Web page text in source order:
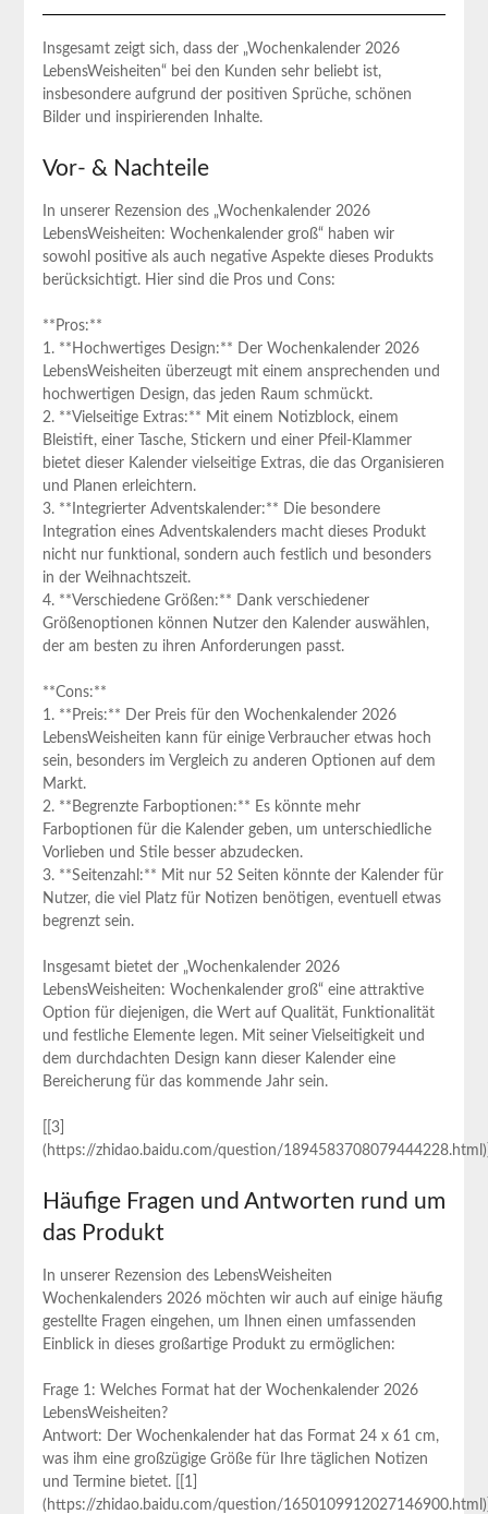
Insgesamt zeigt sich, dass der „Wochenkalender 2026
LebensWeisheiten“ bei den Kunden sehr beliebt ist,
‌insbesondere aufgrund der positiven Sprüche, ⁤schönen
Bilder ​und inspirierenden Inhalte.
Vor- & Nachteile
In unserer Rezension des „Wochenkalender 2026
LebensWeisheiten: Wochenkalender ⁤groß“ haben wir
‌sowohl positive als auch negative Aspekte dieses Produkts
berücksichtigt. ‌Hier sind die ⁤Pros und Cons:
**Pros:**
1. **Hochwertiges Design:** Der Wochenkalender 2026
LebensWeisheiten überzeugt mit einem ansprechenden und
hochwertigen ‍Design, das jeden Raum schmückt.
2. **Vielseitige Extras:** Mit einem Notizblock, einem
Bleistift, einer Tasche, Stickern und einer Pfeil-Klammer
bietet dieser Kalender vielseitige Extras, die‍ das Organisieren
und Planen erleichtern.
3. **Integrierter Adventskalender:** Die‌ besondere
Integration eines Adventskalenders macht dieses Produkt
nicht nur funktional, sondern auch festlich und besonders
in der Weihnachtszeit.
4. **Verschiedene​ Größen:** Dank verschiedener
Größenoptionen können ⁢Nutzer den Kalender auswählen,
der am besten zu ihren Anforderungen passt.
**Cons:**
1. **Preis:**​ Der Preis für den Wochenkalender 2026
LebensWeisheiten kann für einige Verbraucher etwas hoch
sein, besonders im‌ Vergleich zu anderen Optionen auf dem
Markt.
2. **Begrenzte Farboptionen:** Es könnte‍ mehr
Farboptionen für die Kalender geben, um unterschiedliche
Vorlieben und Stile besser abzudecken.
3. **Seitenzahl:** Mit nur 52 Seiten könnte der‌ Kalender für
Nutzer, die viel Platz für Notizen benötigen, eventuell etwas
begrenzt⁤ sein.
Insgesamt bietet der „Wochenkalender 2026
LebensWeisheiten: Wochenkalender groß“ eine attraktive
Option für diejenigen, die ⁣Wert auf Qualität, Funktionalität
und festliche⁤ Elemente legen. Mit seiner Vielseitigkeit​ und
dem durchdachten Design kann dieser Kalender eine
Bereicherung​ für das kommende Jahr sein.
[[3]
(https://zhidao.baidu.com/question/
Häufige ‍Fragen und Antworten rund um
das Produkt
In unserer Rezension des LebensWeisheiten
Wochenkalenders 2026 möchten⁣ wir auch auf einige häufig
gestellte⁣ Fragen eingehen, um Ihnen ​einen umfassenden‍
Einblick in dieses großartige Produkt‌ zu ermöglichen:
Frage ⁢1: Welches Format hat der Wochenkalender 2026
LebensWeisheiten?
Antwort: Der Wochenkalender⁢ hat das Format 24 x 61 cm,
was ihm eine großzügige Größe für‍ Ihre täglichen Notizen
und Termine bietet. [[1]
(https://zhidao.baidu.com/question/